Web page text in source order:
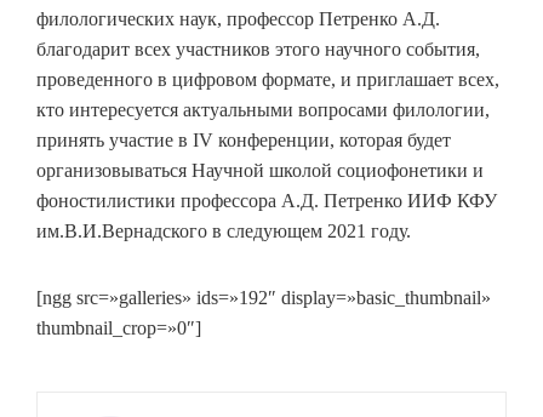
филологических наук, профессор Петренко А.Д.
благодарит всех участников этого научного события,
проведенного в цифровом формате, и приглашает всех,
кто интересуется актуальными вопросами филологии,
принять участие в IV конференции, которая будет
организовываться Научной школой социофонетики и
фоностилистики профессора А.Д. Петренко ИИФ КФУ
им.В.И.Вернадского в следующем 2021 году.
[ngg src=»galleries» ids=»192″ display=»basic_thumbnail»
thumbnail_crop=»0″]